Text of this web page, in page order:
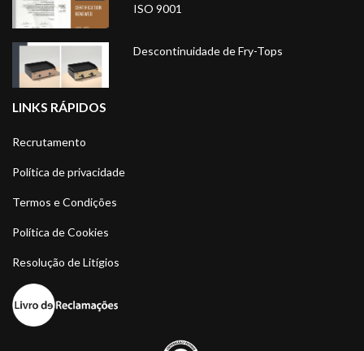
ISO 9001
Descontinuidade de Fry-Tops
LINKS RÁPIDOS
Recrutamento
Política de privacidade
Termos e Condições
Política de Cookies
Resolução de Litígios